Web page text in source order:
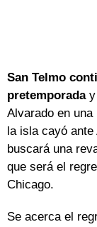
San Telmo
pretemporaday
Alvarado en
la isla cayó
buscará una
que será el
Chicago.
Se acerca el